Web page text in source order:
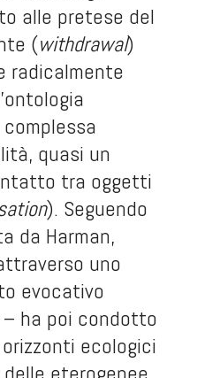
alle pretese del
(withdrawal)
radicalmente
quasi un
tra oggetti
). Seguendo
da Harman,
uno
evocativo
ha poi condotto
orizzonti ecologici